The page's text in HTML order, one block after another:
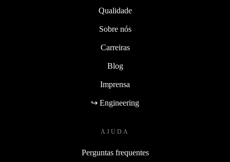
Qualidade
Sobre nós
Carreiras
Blog
Imprensa
↪ Engineering
AJUDA
Perguntas frequentes